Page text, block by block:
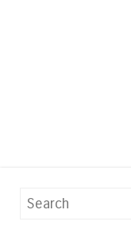
Search